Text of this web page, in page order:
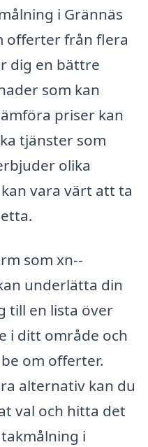
i Grännäs
offerter från flera
dig en bättre
som kan
priser kan
tjänster som
olika
vara värt att ta
som xn--
underlätta din
till en lista över
i ditt område och
om offerter.
alternativ kan du
val och hitta det
i